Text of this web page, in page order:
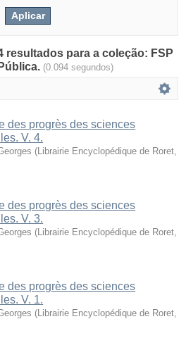
resultados para a coleção: FSP
(0.094 segundos)
des progrès des sciences
V. 4.
( Librairie Encyclopédique de Roret
des progrès des sciences
V. 3.
( Librairie Encyclopédique de Roret
des progrès des sciences
V. 1.
( Librairie Encyclopédique de Roret